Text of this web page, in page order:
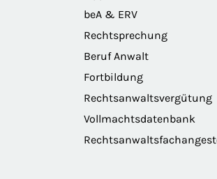
beA & ERV
Rechtsprechung
Beruf Anwalt
Fortbildung
Rechtsanwaltsvergütung
Vollmachtsdatenbank